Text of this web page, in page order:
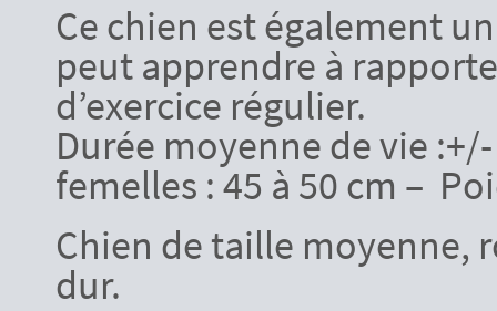
Ce chien est également
peut apprendre à
d’exercice régulier.
Durée moyenne de vie
femelles : 45 à 50 cm –
Chien de taille moyenne,
dur.